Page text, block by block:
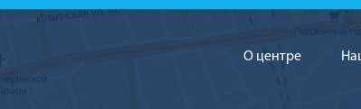
О центре